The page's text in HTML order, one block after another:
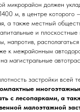
микрорайон должен
м, в центре которого
а также местный
и плоскостные
напротив,
к межрайонным
магистральные
застройки всей
с лесопарками, а
малоэтажной